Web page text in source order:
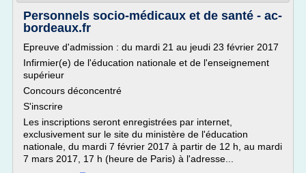
Personnels socio-médicaux et de santé - ac-
bordeaux.fr
Epreuve d'admission : du mardi 21 au jeudi 23 février 2017
Infirmier(e) de l'éducation nationale et de l'enseignement
supérieur
Concours déconcentré
S'inscrire
Les inscriptions seront enregistrées par internet,
exclusivement sur le site du ministère de l'éducation
nationale, du mardi 7 février 2017 à partir de 12 h, au mardi
7 mars 2017, 17 h (heure de Paris) à l'adresse...